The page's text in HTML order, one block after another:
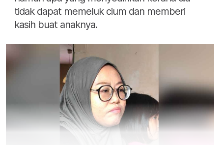
tidak dapat memeluk cium dan memberi
kasih buat anaknya.